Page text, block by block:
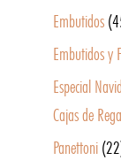
Embutidos
Embutidos y
Especial
Cajas de
Panettoni